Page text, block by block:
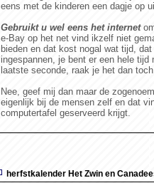
eens met de kinderen een dagje op
Gebruikt u wel eens het internet
e-Bay op het net vind ikzelf niet
bieden en dat kost nogal wat tijd,
ingespannen, je bent er een hele
laatste seconde, raak je het dan
Nee, geef mij dan maar de
eigenlijk bij de mensen zelf en dat
computertafel geserveerd krijgt.
herfstkalender Het Zwin en